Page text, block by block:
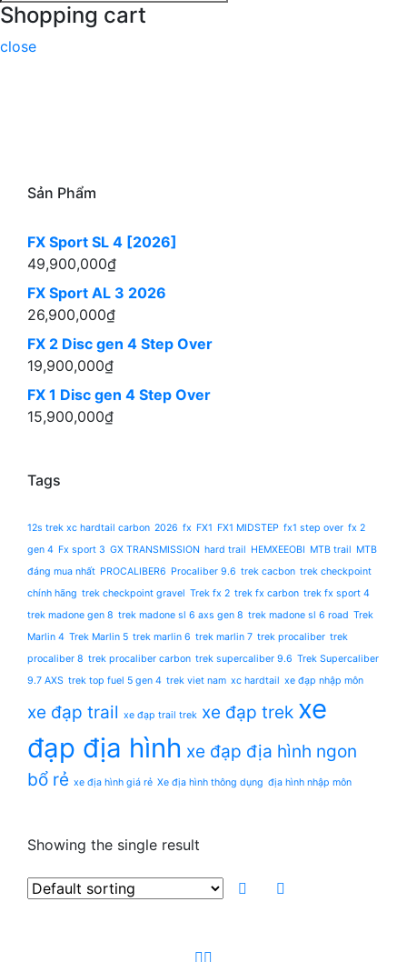
Shopping cart
close
Sản Phẩm
FX Sport SL 4 [2026]
49,900,000₫
FX Sport AL 3 2026
26,900,000₫
FX 2 Disc gen 4 Step Over
19,900,000₫
FX 1 Disc gen 4 Step Over
15,900,000₫
Tags
12s trek xc hardtail carbon 2026 fx FX1 FX1 MIDSTEP fx1 step over fx 2
gen 4 Fx sport 3 GX TRANSMISSION hard trail HEMXEEOBI MTB trail MTB
đáng mua nhất PROCALIBER6 Procaliber 9.6 trek cacbon trek checkpoint
chính hãng trek checkpoint gravel Trek fx 2 trek fx carbon trek fx sport 4
trek madone gen 8 trek madone sl 6 axs gen 8 trek madone sl 6 road Trek
Marlin 4 Trek Marlin 5 trek marlin 6 trek marlin 7 trek procaliber trek
procaliber 8 trek procaliber carbon trek supercaliber 9.6 Trek Supercaliber
9.7 AXS trek top fuel 5 gen 4 trek viet nam xc hardtail xe đạp nhập môn
xe đạp trail xe đạp trail trek xe đạp trek xe
đạp địa hình xe đạp địa hình ngon
bổ rẻ xe địa hình giá rẻ Xe địa hình thông dụng địa hình nhập môn
Showing the single result